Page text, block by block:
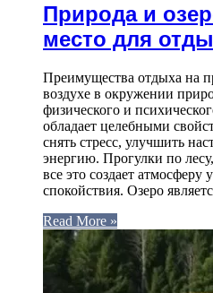
Природа и
место для
Преимущества отдыха на
воздухе в окружении
физического и
обладает целебными
снять стресс, улучшить
энергию. Прогулки по
все это создает атмосферу
спокойствия. Озеро
Read More »